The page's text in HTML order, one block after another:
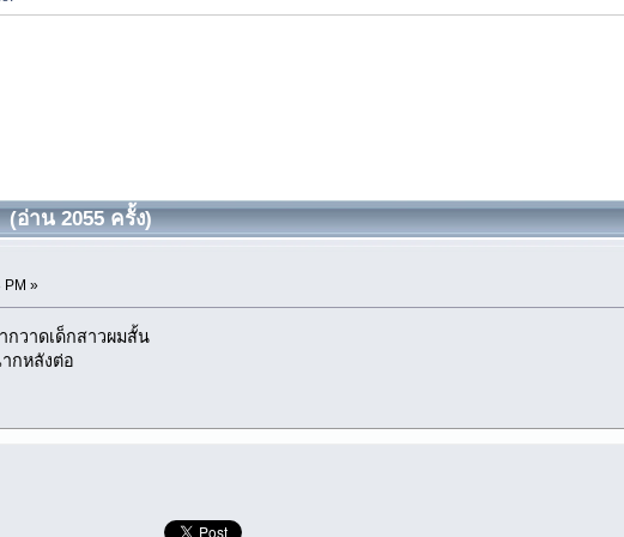
อ่าน 2055 ครั้ง)
»
กวาดเด็กสาวผมสั้น
ากหลังต่อ